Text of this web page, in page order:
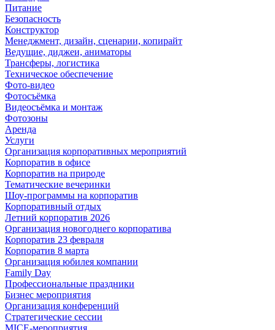
Питание
Безопасность
Конструктор
Менеджмент, дизайн, сценарии, копирайт
Ведущие, диджеи, аниматоры
Трансферы, логистика
Техническое обеспечение
Фото-видео
Фотосъёмка
Видеосъёмка и монтаж
Фотозоны
Аренда
Услуги
Организация корпоративных мероприятий
Корпоратив в офисе
Корпоратив на природе
Тематические вечеринки
Шоу-программы на корпоратив
Корпоративный отдых
Летний корпоратив 2026
Организация новогоднего корпоратива
Корпоратив 23 февраля
Корпоратив 8 марта
Организация юбилея компании
Family Day
Профессиональные праздники
Бизнес мероприятия
Организация конференций
Стратегические сессии
MICE-мероприятия